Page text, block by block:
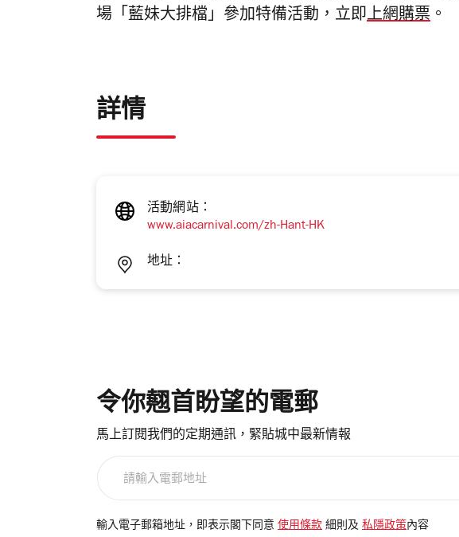
場「藍妹大排檔」參加特備活動，立即上網購票 。
詳情
活動網站：
www.aiacarnival.com/zh-Hant-HK
地址：
令你翹首盼望的電郵
馬上訂閱我們的定期通訊，緊貼城中最新情報
電
輸入電子郵箱地址，即表示閣下同意 使用條款 細則及 私隱政策 內容